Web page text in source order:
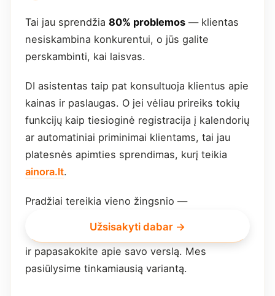
Tai jau sprendžia 80% problemos — klientas
nesiskambina konkurentui, o jūs galite
perskambinti, kai laisvas.
DI asistentas taip pat konsultuoja klientus apie
kainas ir paslaugas. O jei vėliau prireiks tokių
funkcijų kaip tiesioginė registracija į kalendorių
ar automatiniai priminimai klientams, tai jau
platesnės apimties sprendimas, kurį teikia
ainora.lt.
Pradžiai tereikia vieno žingsnio —
Užsisakyti dabar →
ir papasakokite apie savo verslą. Mes
pasiūlysime tinkamiausią variantą.